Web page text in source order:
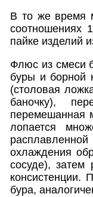
В то же время
соотношениях
пайке изделий
Флюс из смеси
буры и борной
(столовая
баночку),
перемешанная
лопается
охлаждения
сосуде), затем
консистенции.
бура,